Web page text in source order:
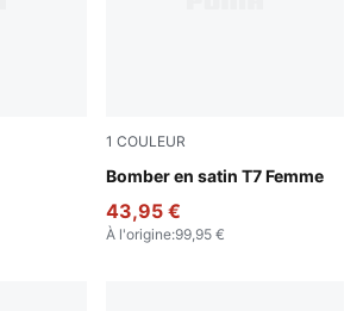
1 COULEUR
Bomber en satin T7 Femme
Puma Black
43,95 €
À l'origine:99,95 €